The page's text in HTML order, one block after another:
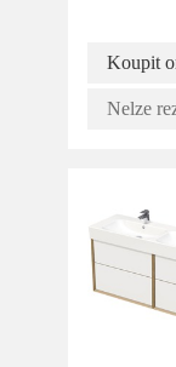
Koupit
Nelze